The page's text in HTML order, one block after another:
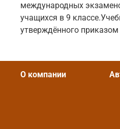
международных
учащихся в 9
утверждённого
О компании